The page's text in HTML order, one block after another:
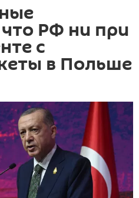
РФ ни при
с
в Польше